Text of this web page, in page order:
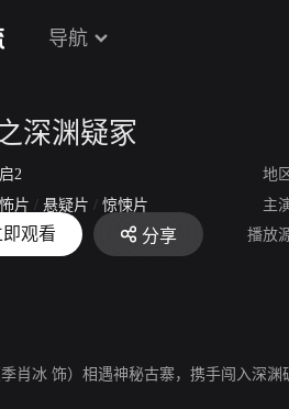
导航
深渊疑冢
2
地
片 / 悬疑片 / 惊悚片
主
即观看 分享 播放
肖冰 饰）相遇神秘古寨，携手闯入深